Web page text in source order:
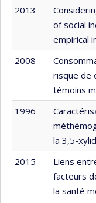
2013
of social
empirical
2008
risque de
témoins
1996
la 3,5-
2015
Liens
facteurs
la santé